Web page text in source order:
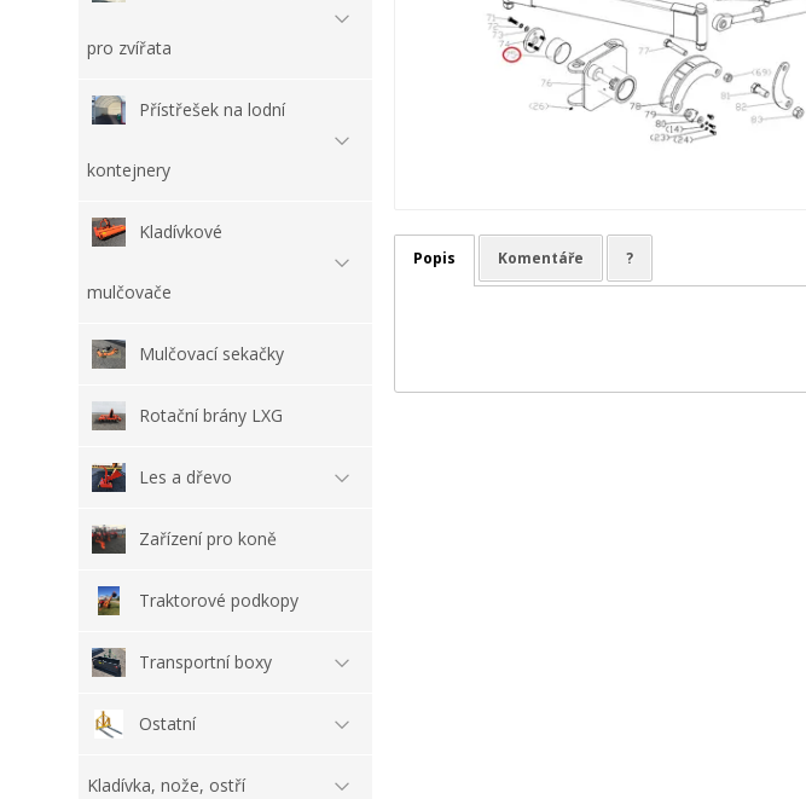
pro zvířata
Přístřešek na lodní
kontejnery
Kladívkové
mulčovače
Mulčovací sekačky
Rotační brány LXG
Les a dřevo
Zařízení pro koně
Traktorové podkopy
Transportní boxy
Ostatní
Kladívka, nože, ostří
Popis Komentáře ?